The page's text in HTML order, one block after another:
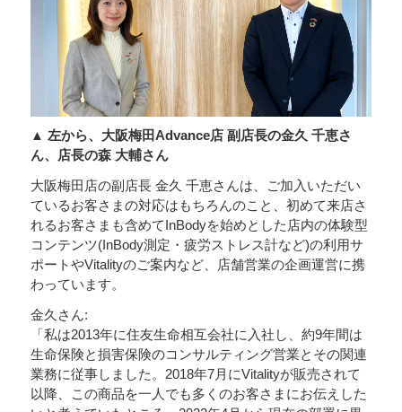
▲ 左から、大阪梅田Advance店 副店長の金久 千恵さ
ん、店長の森 大輔さん
大阪梅田店の副店長 金久 千恵さんは、ご加入いただい
ているお客さまの対応はもちろんのこと、初めて来店さ
れるお客さまも含めてInBodyを始めとした店内の体験型
コンテンツ(InBody測定・疲労ストレス計など)の利用サ
ポートやVitalityのご案内など、店舗営業の企画運営に携
わっています。
金久さん:
「私は2013年に住友生命相互会社に入社し、約9年間は
生命保険と損害保険のコンサルティング営業とその関連
業務に従事しました。2018年7月にVitalityが販売されて
以降、この商品を一人でも多くのお客さまにお伝えした